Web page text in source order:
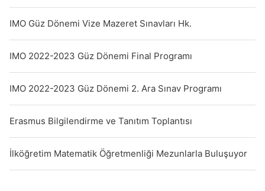
IMO Güz Dönemi Vize Mazeret Sınavları Hk.
IMO 2022-2023 Güz Dönemi Final Programı
IMO 2022-2023 Güz Dönemi 2. Ara Sınav Programı
Erasmus Bilgilendirme ve Tanıtım Toplantısı
İlköğretim Matematik Öğretmenliği Mezunlarla Buluşuyor